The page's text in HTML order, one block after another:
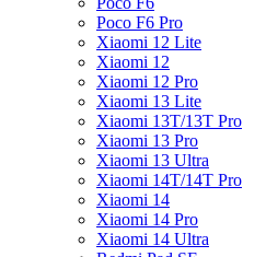
Poco F6 Pro
Xiaomi 12 Lite
Xiaomi 12
Xiaomi 12 Pro
Xiaomi 13 Lite
Xiaomi 13T/13T Pro
Xiaomi 13 Pro
Xiaomi 13 Ultra
Xiaomi 14T/14T Pro
Xiaomi 14
Xiaomi 14 Pro
Xiaomi 14 Ultra